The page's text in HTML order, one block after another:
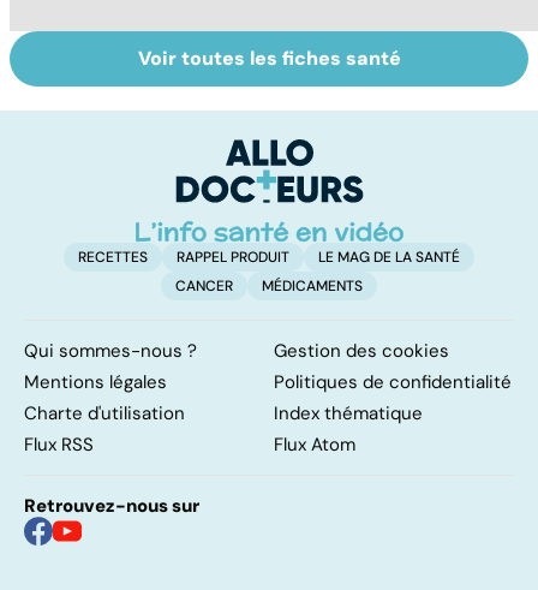
HPV : tout savoir
sur les
Mélanome : le
plus redouté des
peau
Voir toutes les fiches santé
RECETTES RAPPEL PRODUIT
LE MAG DE LA SANTÉ
CANCER
MÉDICAMENTS
Qui sommes-nous ?
Gestion des cookies
Mentions légales
Politiques de confidentialité
Charte d'utilisation
Index thématique
Flux RSS
Flux Atom
Retrouvez-nous sur